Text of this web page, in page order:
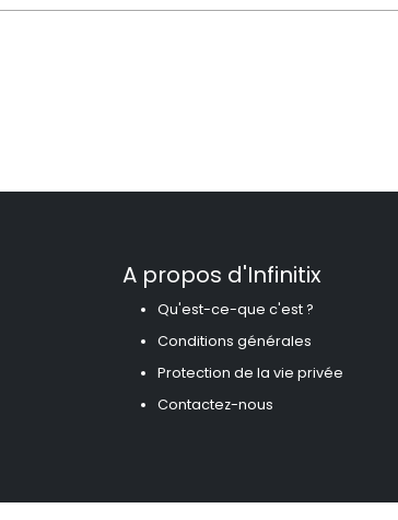
A propos d'Infinitix
Qu'est-ce-que c'est ?
Conditions générales
Protection de la vie privée
Contactez-nous